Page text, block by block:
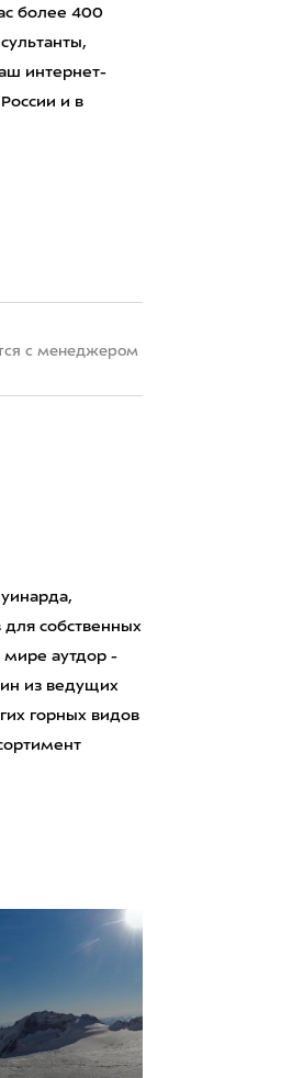
более 400
интернет-
и в
с менеджером
для собственных
мире аутдор -
из ведущих
горных видов